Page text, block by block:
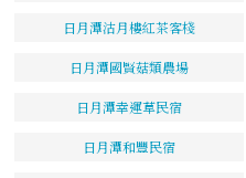
日月潭沽月樓紅茶客棧
日月潭國賢菇類農場
日月潭幸運草民宿
日月潭和豐民宿